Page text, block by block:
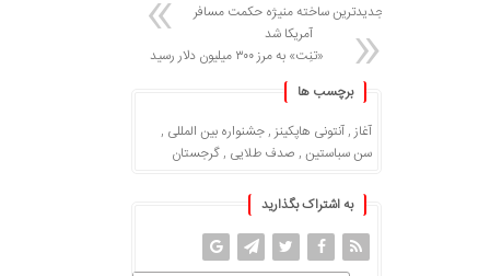
جدیدترین ساخته منیژه حکمت مسافر
آمریکا شد
«تنِت» به مرز ۳۰۰ میلیون دلار رسید
برچسب ها
آغاز,آنتونی هاپکینز ,جشنواره بین المللی ,
سن سباستین , صدف طلایی ,گرجستان
به اشتراک بگذارید